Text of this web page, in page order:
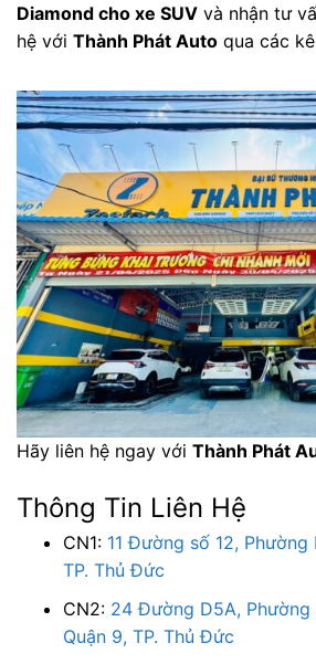
Diamond cho xe SUV và nhận tư
hệ với Thành Phát Auto qua các
Hãy liên hệ ngay với Thành Phát
Thông Tin Liên Hệ
CN1: 11 Đường số 12, Phường
TP. Thủ Đức
CN2: 24 Đường D5A, Phường
Quận 9, TP. Thủ Đức